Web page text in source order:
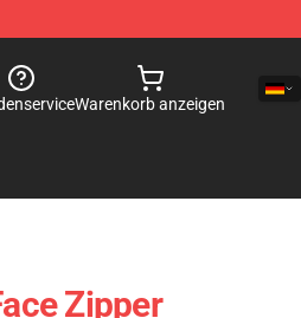
Warenkorb anzeigen
Zipper